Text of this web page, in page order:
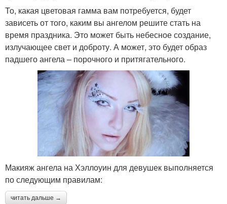
То, какая цветовая гамма вам потребуется, будет
зависеть от того, каким вы ангелом решите стать на
время праздника. Это может быть небесное создание,
излучающее свет и доброту. А может, это будет образ
падшего ангела – порочного и притягательного.
Макияж ангела на Хэллоуин для девушек выполняется
по следующим правилам:
читать дальше →